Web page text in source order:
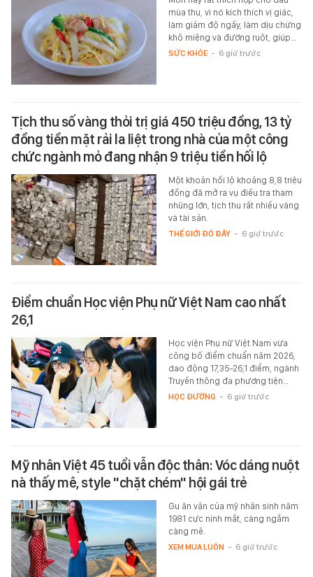
mùa thu, vì nó kích thích vị giác,
làm giảm độ ngấy, làm dịu chứng
khô miệng và đường ruột, giúp…
SỨC KHỎE - 6 giờ trước
Tịch thu số vàng thỏi trị giá 450 triệu đồng, 13 tỷ
đồng tiền mặt rải la liệt trong nhà của một công
chức ngành mỏ đang nhận 9 triệu tiền hối lộ
Một khoản hối lộ khoảng 8,8 triệu
đồng đã mở ra vụ điều tra tham
nhũng lớn, tịch thu rất nhiều vàng
và tài sản.
THẾ GIỚI ĐÓ ĐÂY - 6 giờ trước
Điểm chuẩn Học viện Phụ nữ Việt Nam cao nhất
26,1
Học viện Phụ nữ Việt Nam vừa
công bố điểm chuẩn năm 2026,
dao động 17,35-26,1 điểm, ngành
Truyền thông đa phương tiện…
HỌC ĐƯỜNG - 6 giờ trước
Mỹ nhân Việt 45 tuổi vẫn độc thân: Vóc dáng nuột
nà thấy mê, style "chặt chém" hội gái trẻ
Gu ăn vận của mỹ nhân sinh năm
1981 cực nịnh mắt, càng ngắm
càng mê.
XEM MUA LUÔN - 6 giờ trước